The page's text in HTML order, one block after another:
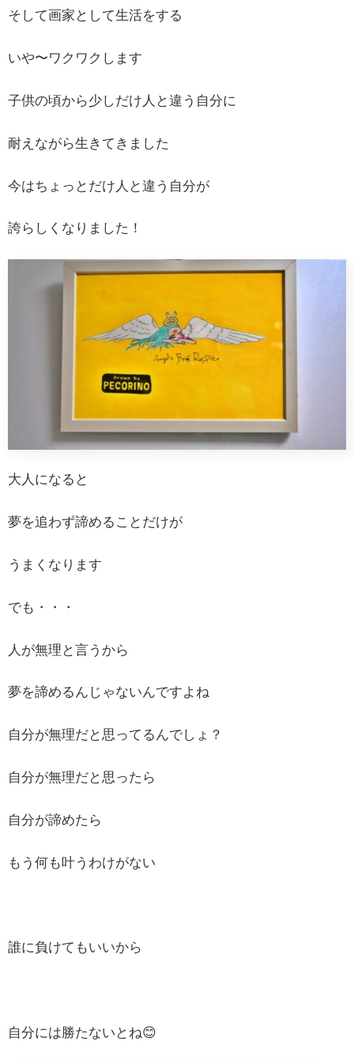
そして画家として生活をする
いや〜ワクワクします
子供の頃から少しだけ人と違う自分に
耐えながら生きてきました
今はちょっとだけ人と違う自分が
誇らしくなりました！
大人になると
夢を追わず諦めることだけが
うまくなります
でも・・・
人が無理と言うから
夢を諦めるんじゃないんですよね
自分が無理だと思ってるんでしょ？
自分が無理だと思ったら
自分が諦めたら
もう何も叶うわけがない
誰に負けてもいいから
自分には勝たないとね😊